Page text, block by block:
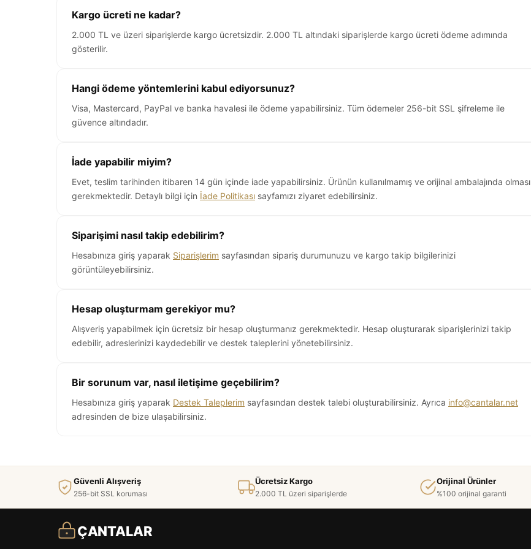
Kargo ücreti ne kadar?
2.000 TL ve üzeri siparişlerde kargo ücretsizdir. 2.000 TL altındaki siparişlerde kargo ücreti ödeme adımında
gösterilir.
Hangi ödeme yöntemlerini kabul ediyorsunuz?
Visa, Mastercard, PayPal ve banka havalesi ile ödeme yapabilirsiniz. Tüm ödemeler 256-bit SSL şifreleme ile
güvence altındadır.
İade yapabilir miyim?
Evet, teslim tarihinden itibaren 14 gün içinde iade yapabilirsiniz. Ürünün kullanılmamış ve orijinal ambalajında olması
gerekmektedir. Detaylı bilgi için İade Politikası sayfamızı ziyaret edebilirsiniz.
Siparişimi nasıl takip edebilirim?
Hesabınıza giriş yaparak Siparişlerim sayfasından sipariş durumunuzu ve kargo takip bilgilerinizi
görüntüleyebilirsiniz.
Hesap oluşturmam gerekiyor mu?
Alışveriş yapabilmek için ücretsiz bir hesap oluşturmanız gerekmektedir. Hesap oluşturarak siparişlerinizi takip
edebilir, adreslerinizi kaydedebilir ve destek taleplerini yönetebilirsiniz.
Bir sorunum var, nasıl iletişime geçebilirim?
Hesabınıza giriş yaparak Destek Taleplerim sayfasından destek talebi oluşturabilirsiniz. Ayrıca info@cantalar.net
adresinden de bize ulaşabilirsiniz.
Güvenli Alışveriş
256-bit SSL koruması
Ücretsiz Kargo
2.000 TL üzeri siparişlerde
Orijinal Ürünler
%100 orijinal garanti
ÇANTALAR